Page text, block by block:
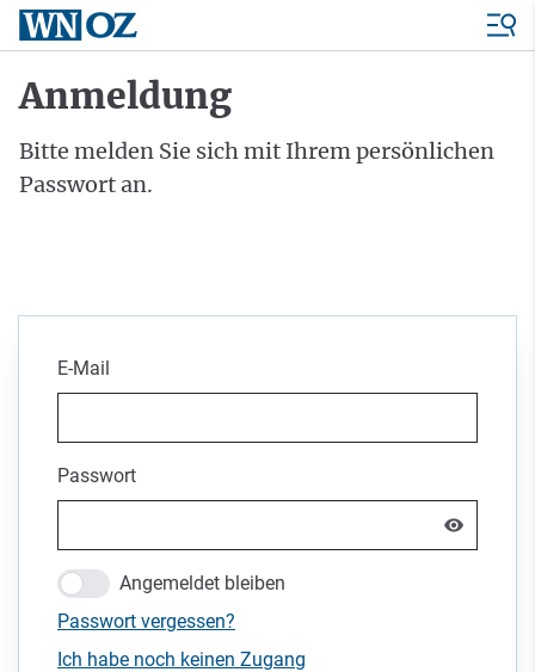
Anmeldung
Bitte melden Sie sich mit Ihrem persönlichen
Passwort an.
E-Mail
Passwort
Angemeldet bleiben
Passwort vergessen?
Ich habe noch keinen Zugang